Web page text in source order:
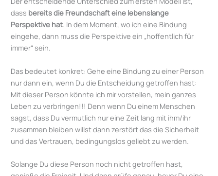
dass bereits die Freundschaft eine lebenslange
Perspektive hat. In dem Moment, wo ich eine Bindung
eingehe, dann muss die Perspektive ein „hoffentlich für
immer“ sein.
Das bedeutet konkret: Gehe eine Bindung zu einer Person
nur dann ein, wenn Du die Entscheidung getroffen hast:
Mit dieser Person könnte ich mir vorstellen, mein ganzes
Leben zu verbringen!!! Denn wenn Du einem Menschen
sagst, dass Du vermutlich nur eine Zeit lang mit ihm/ihr
zusammen bleiben willst dann zerstört das die Sicherheit
und das Vertrauen, bedingungslos geliebt zu werden.
Solange Du diese Person noch nicht getroffen hast,